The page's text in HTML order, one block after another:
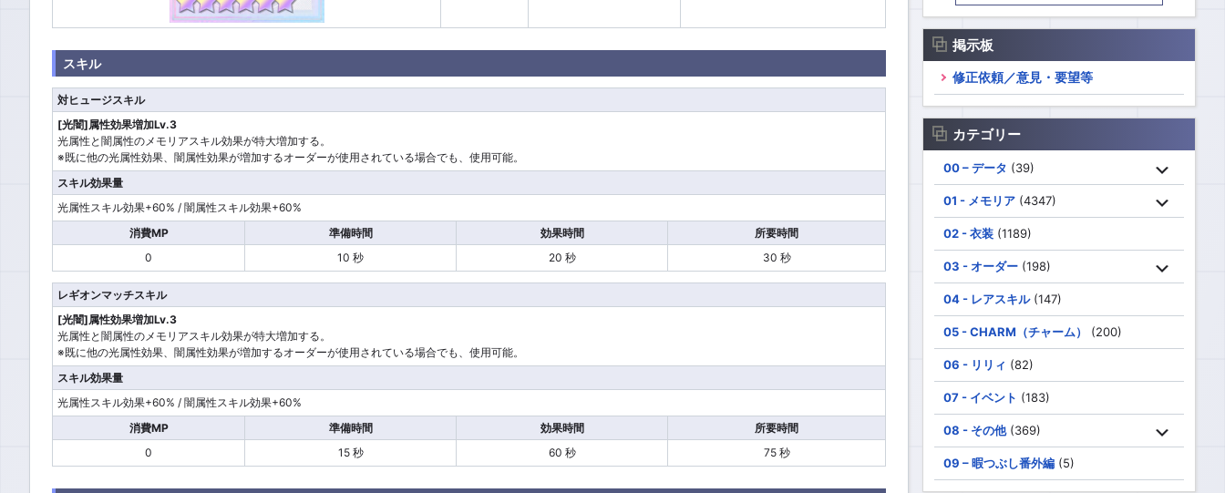
スキル
対ヒュージスキル
[光闇]属性効果増加Lv.3
光属性と闇属性のメモリアスキル効果が特大増加する。
※既に他の光属性効果、闇属性効果が増加するオーダーが使用されている場合でも、使用可能。
スキル効果量
光属性スキル効果+60% / 闇属性スキル効果+60%
消費MP
準備時間 効果時間
所要時間
0
10 秒 20 秒 30 秒
レギオンマッチスキル
[光闇]属性効果増加Lv.3
光属性と闇属性のメモリアスキル効果が特大増加する。
※既に他の光属性効果、闇属性効果が増加するオーダーが使用されている場合でも、使用可能。
スキル効果量
光属性スキル効果+60% / 闇属性スキル効果+60%
消費MP
準備時間 効果時間
所要時間
0
15 秒 60 秒 75 秒
掲示板
修正依頼／意見・要望等
カテゴリー
00 – データ (39)
01 - メモリア (4347)
02 - 衣装 (1189)
03 - オーダー (198)
04 - レアスキル(147)
05 - CHARM（チャーム） (200)
06 - リリィ (82)
07 - イベント (183)
08 - その他(369)
09 – 暇つぶし番外編 (5)